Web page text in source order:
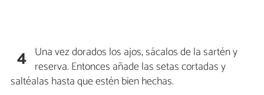
4 Una vez dorados los ajos, sácalos de la sartén y
reserva. Entonces añade las setas cortadas y
saltéalas hasta que estén bien hechas.